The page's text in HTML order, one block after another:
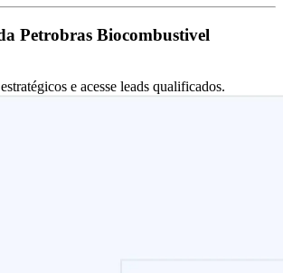
Petrobras Biocombustivel
e acesse leads qualificados.